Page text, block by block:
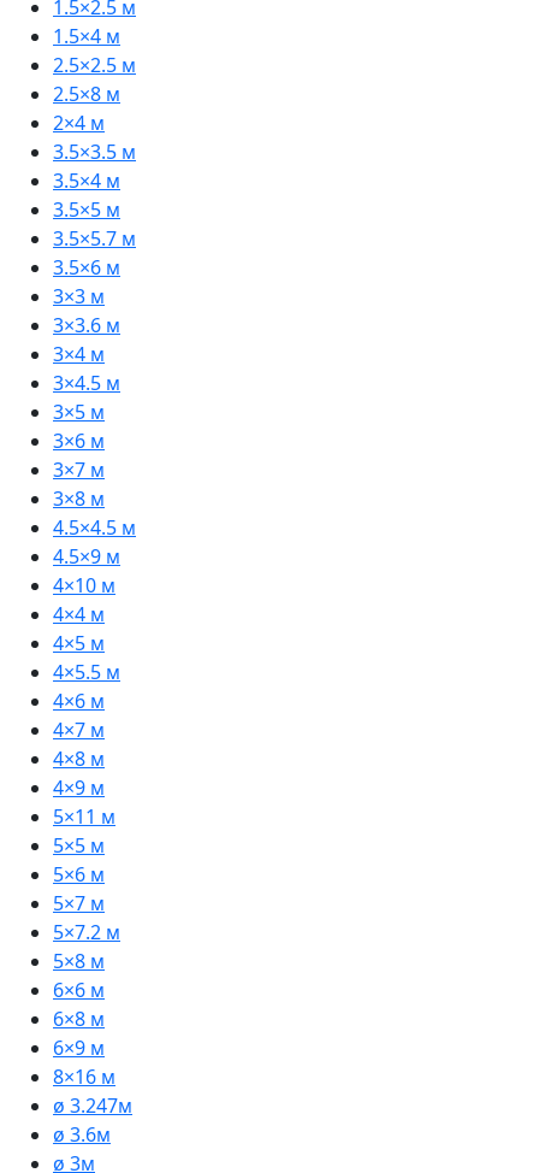
1.5×2.5 м
1.5×4 м
2.5×2.5 м
2.5×8 м
2×4 м
3.5×3.5 м
3.5×4 м
3.5×5 м
3.5×5.7 м
3.5×6 м
3×3 м
3×3.6 м
3×4 м
3×4.5 м
3×5 м
3×6 м
3×7 м
3×8 м
4.5×4.5 м
4.5×9 м
4×10 м
4×4 м
4×5 м
4×5.5 м
4×6 м
4×7 м
4×8 м
4×9 м
5×11 м
5×5 м
5×6 м
5×7 м
5×7.2 м
5×8 м
6×6 м
6×8 м
6×9 м
8×16 м
ø 3.247м
ø 3.6м
ø 3м